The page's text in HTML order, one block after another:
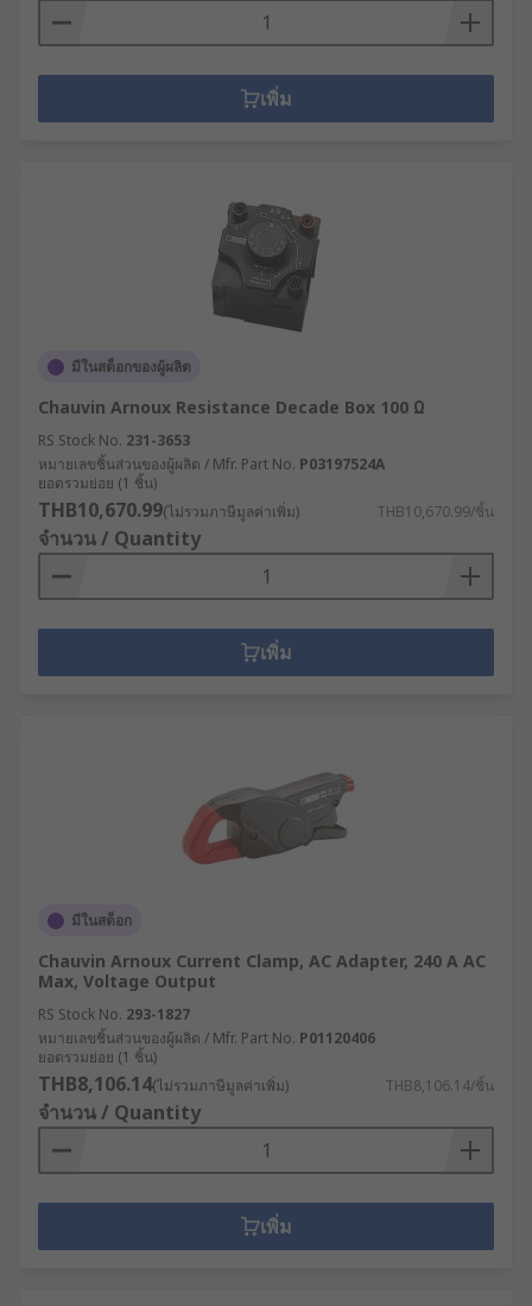
เพิ่ม
มีในสต็อกของผู้ผลิต
Chauvin Arnoux Resistance Decade Box 100 Ω
RS Stock No. 231-3653
หมายเลขชิ้นส่วนของผู้ผลิต / Mfr. Part No. P03197524A
ยอดรวมย่อย (1 ชิ้น)
THB10,670.99(ไม่รวมภาษีมูลค่าเพิ่ม) THB10,670.99/ชิ้น
จำนวน / Quantity
เพิ่ม
มีในสต็อก
Chauvin Arnoux Current Clamp, AC Adapter, 240 A AC
Max, Voltage Output
RS Stock No. 293-1827
หมายเลขชิ้นส่วนของผู้ผลิต / Mfr. Part No. P01120406
ยอดรวมย่อย (1 ชิ้น)
THB8,106.14(ไม่รวมภาษีมูลค่าเพิ่ม) THB8,106.14/ชิ้น
จำนวน / Quantity
เพิ่ม